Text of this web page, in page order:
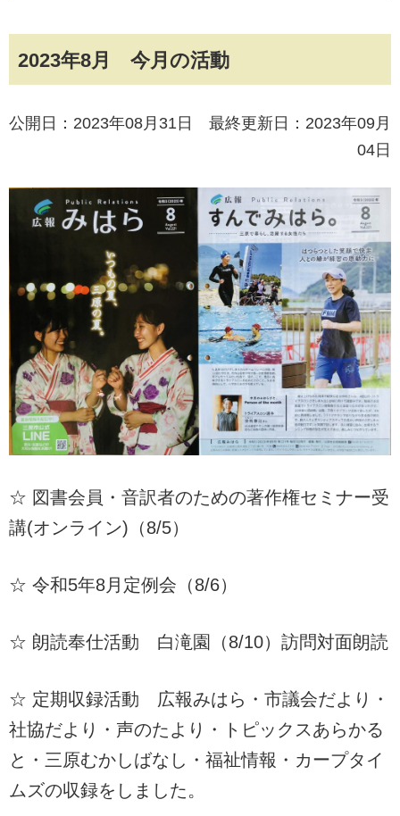
2023年8月 今月の活動
公開日：2023年08月31日 最終更新日：2023年09月
04日
☆ 図書会員・音訳者のための著作権セミナー受
講(オンライン)（8/5）
☆ 令和5年8月定例会（8/6）
☆ 朗読奉仕活動 白滝園（8/10）訪問対面朗読
☆ 定期収録活動 広報みはら・市議会だより・
社協だより・声のたより・トピックスあらかる
と・三原むかしばなし・福祉情報・カープタイ
ムズの収録をしました。